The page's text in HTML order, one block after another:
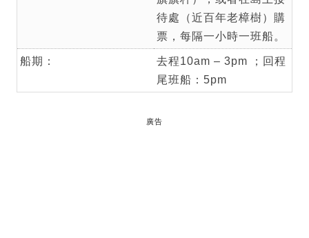
待處（近百年老樟樹）購
票，每隔一小時一班船。
船期：
去程10am – 3pm ；回程
尾班船：5pm
廣告